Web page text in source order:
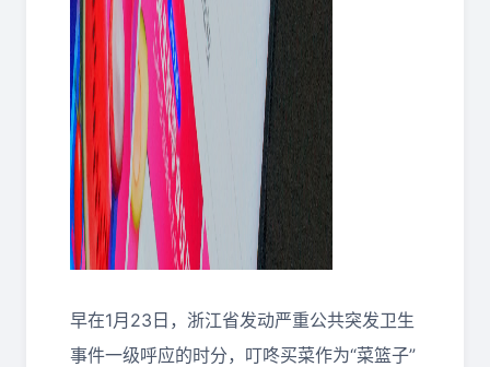
早在1月23日，浙江省发动严重公共突发卫生
事件一级呼应的时分，叮咚买菜作为“菜篮子”